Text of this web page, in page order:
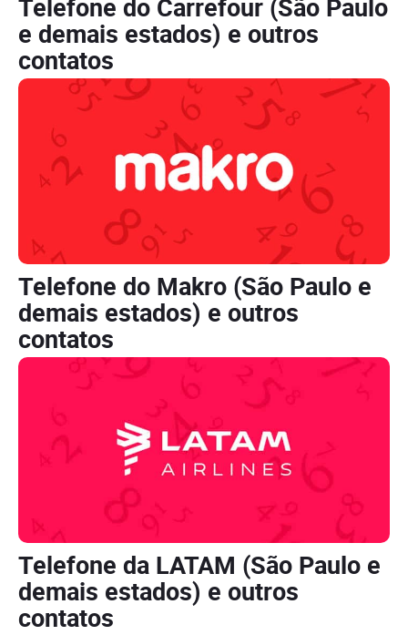
Telefone do Carrefour (São Paulo
e demais estados) e outros
contatos
Telefone do Makro (São Paulo e
demais estados) e outros
contatos
Telefone da LATAM (São Paulo e
demais estados) e outros
contatos